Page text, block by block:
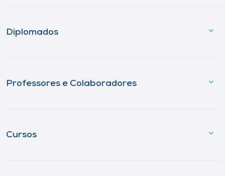
Diplomados
Professores e Colaboradores
Cursos